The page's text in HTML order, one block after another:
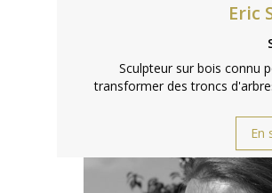
Eric
Sculpteur sur bois connu
transformer des troncs
En